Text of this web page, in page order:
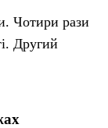
Чотири рази
Другий